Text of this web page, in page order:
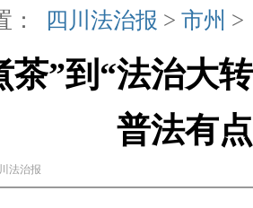
： 四川法治报 > 市州
茶”到“法治大
普法有
法治报